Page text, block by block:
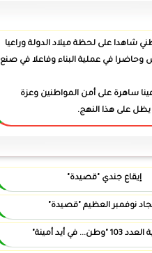
شاهدا على لحظة ميلاد الدولة وراعيا
وحاضرا في عملية البناء وفاعلا في صنع
عينا ساهرة على أمن المواطنين وعزة
على هذا النهج.
إيقاع جندي "قصيدة"
نوفمبر العظيم "قصيدة"
"وطن... في أيد أمينة"